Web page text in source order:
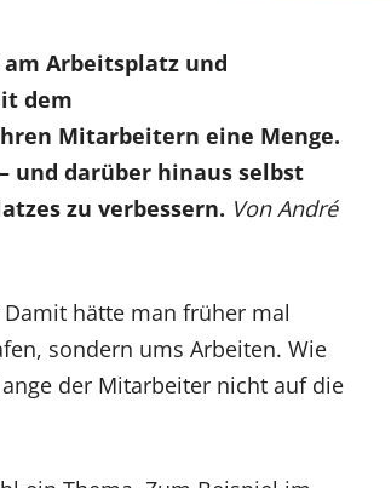
Arbeitsplatz und
dem
Mitarbeitern eine Menge.
und darüber hinaus selbst
zu verbessern. Von André
hätte man früher mal
sondern ums Arbeiten. Wie
der Mitarbeiter nicht auf die